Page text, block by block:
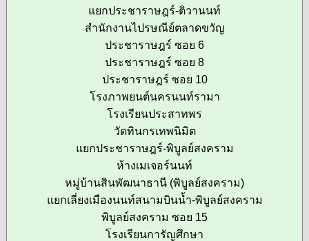
แยกประชาราษฎร์-ติวานนท์
สำนักงานไปรษณีย์ตลาดขวัญ
ประชาราษฎร์ ซอย 6
ประชาราษฎร์ ซอย 8
ประชาราษฎร์ ซอย 10
โรงภาพยนต์นครนนท์รามา
โรงเรียนประสาทพร
วัดทินกรเทพนิมิต
แยกประชาราษฎร์-พิบูลย์สงคราม
ห้างเมเจอร์นนท์
หมู่บ้านสินพัฒนาธานี (พิบูลย์สงคราม)
แยกเลี่ยงเมืองนนท์สนามบินน้ำ-พิบูลย์สงคราม
พิบูลย์สงคราม ซอย 15
โรงเรียนการัญศึกษา